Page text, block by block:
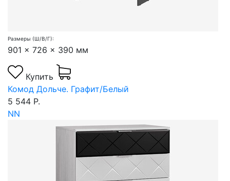
Размеры (Ш/В/Г):
901 x 726 x 390 мм
Купить
Комод Дольче. Графит/Белый
5 544 Р.
NN